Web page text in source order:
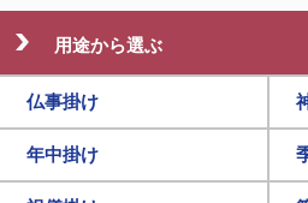
用途から選ぶ
仏事掛け
年中掛け